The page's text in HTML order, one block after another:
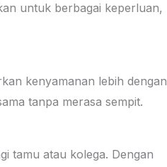
untuk berbagai keperluan,
kenyamanan lebih dengan
tanpa merasa sempit.
tamu atau kolega. Dengan